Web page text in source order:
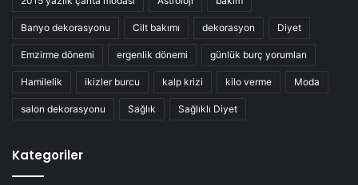
Banyo dekorasyonu Cilt bakımı dekorasyon Diyet
Emzirme dönemi ergenlik dönemi günlük burç yorumları
Hamilelik ikizler burcu kalp krizi kilo verme Moda
salon dekorasyonu Sağlık Sağlıklı Diyet
Kategoriler